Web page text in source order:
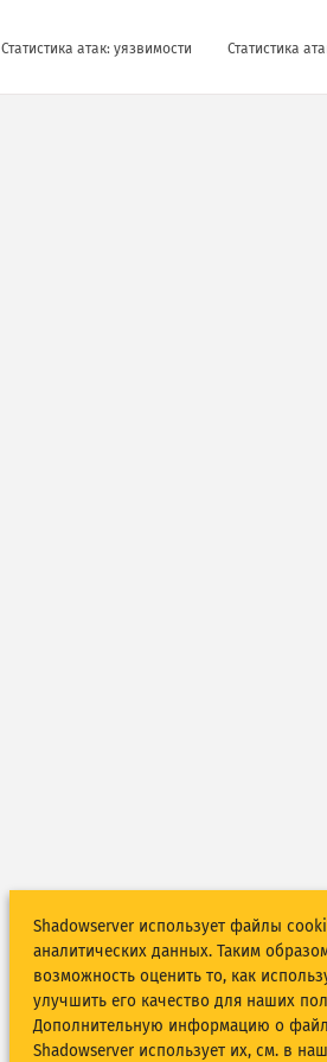
Статистика атак: уязвимости Статистика
Shadowserver использует файлы
аналитических данных. Таким
возможность оценить то, как
улучшить его качество для наших
Дополнительную информацию о
Shadowserver использует их, см. в